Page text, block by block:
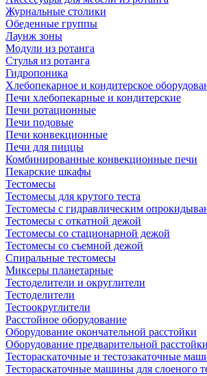
Журнальные столики
Обеденные группы
Лаунж зоны
Модули из ротанга
Стулья из ротанга
Гидропоника
Хлебопекарное и кондитерское
Печи хлебопекарные и кондитерские
Печи ротационные
Печи подовые
Печи конвекционные
Печи для пиццы
Комбинированные конвекционные печи
Пекарские шкафы
Тестомесы
Тестомесы для крутого теста
Тестомесы с гидравлическим
Тестомесы с откатной дежой
Тестомесы со стационарной дежой
Тестомесы со съемной дежой
Спиральные тестомесы
Миксеры планетарные
Тестоделители и округлители
Тестоделители
Тестоокруглители
Расстойное оборудование
Оборудование окончательной расстойки
Оборудование предварительной расстойки
Тестораскаточные и тестозакаточные
Тестораскаточные машины для слоеного